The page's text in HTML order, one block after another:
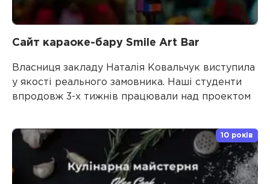
Сайт караоке-бару Smile Art Bar
Власниця закладу Наталія Ковальчук виступила
у якості реального замовника. Наші студенти
впродовж 3-х тижнів працювали над проектом
10 років